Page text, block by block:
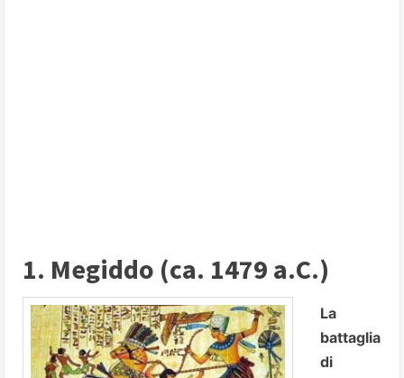
1. Megiddo (ca. 1479 a.C.)
La
battaglia
di